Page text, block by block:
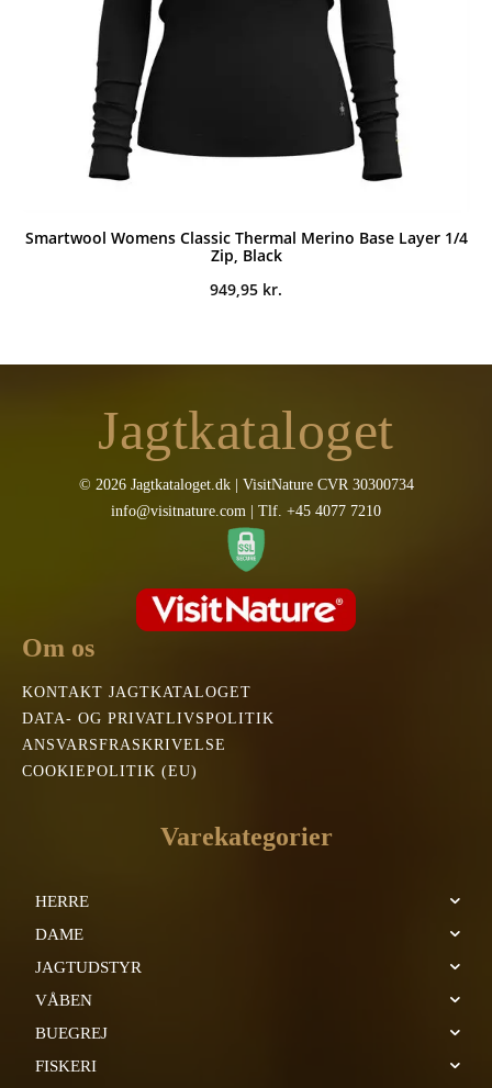
Smartwool Womens Classic Thermal Merino Base Layer 1/4
Zip, Black
949,95 kr.
Jagtkataloget
© 2026 Jagtkataloget.dk | VisitNature CVR 30300734
info@visitnature.com | Tlf. +45 4077 7210
Om os
KONTAKT JAGTKATALOGET
DATA- OG PRIVATLIVSPOLITIK
ANSVARSFRASKRIVELSE
COOKIEPOLITIK (EU)
Varekategorier
HERRE
DAME
JAGTUDSTYR
VÅBEN
BUEGREJ
FISKERI